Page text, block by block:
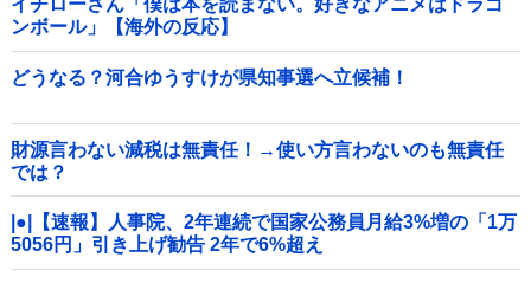
イチローさん「僕は本を読まない。好きなアニメはドラゴ
ンボール」【海外の反応】
どうなる？河合ゆうすけが県知事選へ立候補！
財源言わない減税は無責任！→使い方言わないのも無責任
では？
|●|【速報】人事院、2年連続で国家公務員月給3%増の「1万
5056円」引き上げ勧告 2年で6%超え